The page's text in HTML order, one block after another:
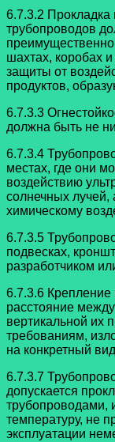
6.7.3.2
трубопроводов
шахтах, коробах
защиты от
продуктов,
6.7.3.3
должна быть не
6.7.3.4
местах, где они
воздействию
солнечных лучей,
химическому
6.7.3.5
подвесках,
разработчиком
6.7.3.6 Крепление
расстояние между
вертикальной их
требованиям,
на конкретный
6.7.3.7
допускается
трубопроводами,
температуру, не
эксплуатации